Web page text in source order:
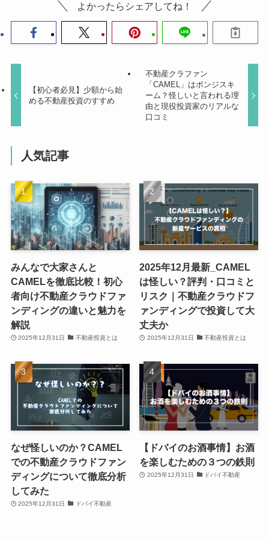
よかったらシェアしてね！
【初心者必見】少額から始
める不動産投資のすすめ
不動産クラファン
「CAMEL」はポンジスキ
ーム？怪しいと言われる理
由と現役投資家のリアルな
口コミ
人気記事
みんなで大家さんと
CAMELを徹底比較！初心
者向け不動産クラウドファ
ンディングの違いと魅力を
解説
2025年12月31日 不動産投資とは
2025年12月最新_CAMEL
は怪しい？評判・口コミと
リスク｜不動産クラウドフ
ァンディングで投資して大
丈夫か
2025年12月31日 不動産投資とは
なぜ怪しいのか？CAMEL
での不動産クラウドファン
ディングについて徹底分析
してみた
2025年12月31日 ドバイ不動産
【ドバイのお酒事情】お酒
を楽しむための３つの鉄則
2025年12月31日 ドバイ不動産